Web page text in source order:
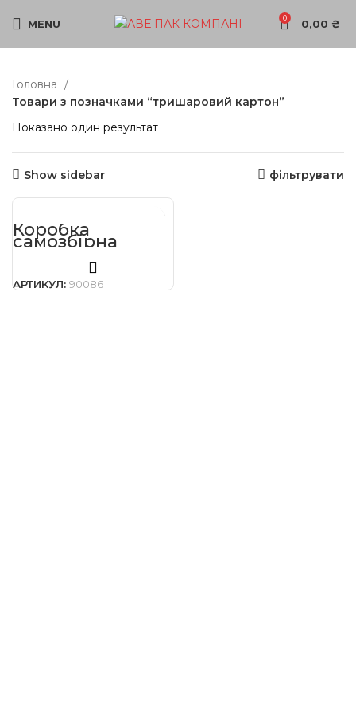
MENU 0 0,00 ₴
Головна
Товари з позначками “тришаровий картон”
Показано один результат
Show sidebar фільтрувати
Коробка
самозбірна
215х155х33мм
АРТИКУЛ: 90086